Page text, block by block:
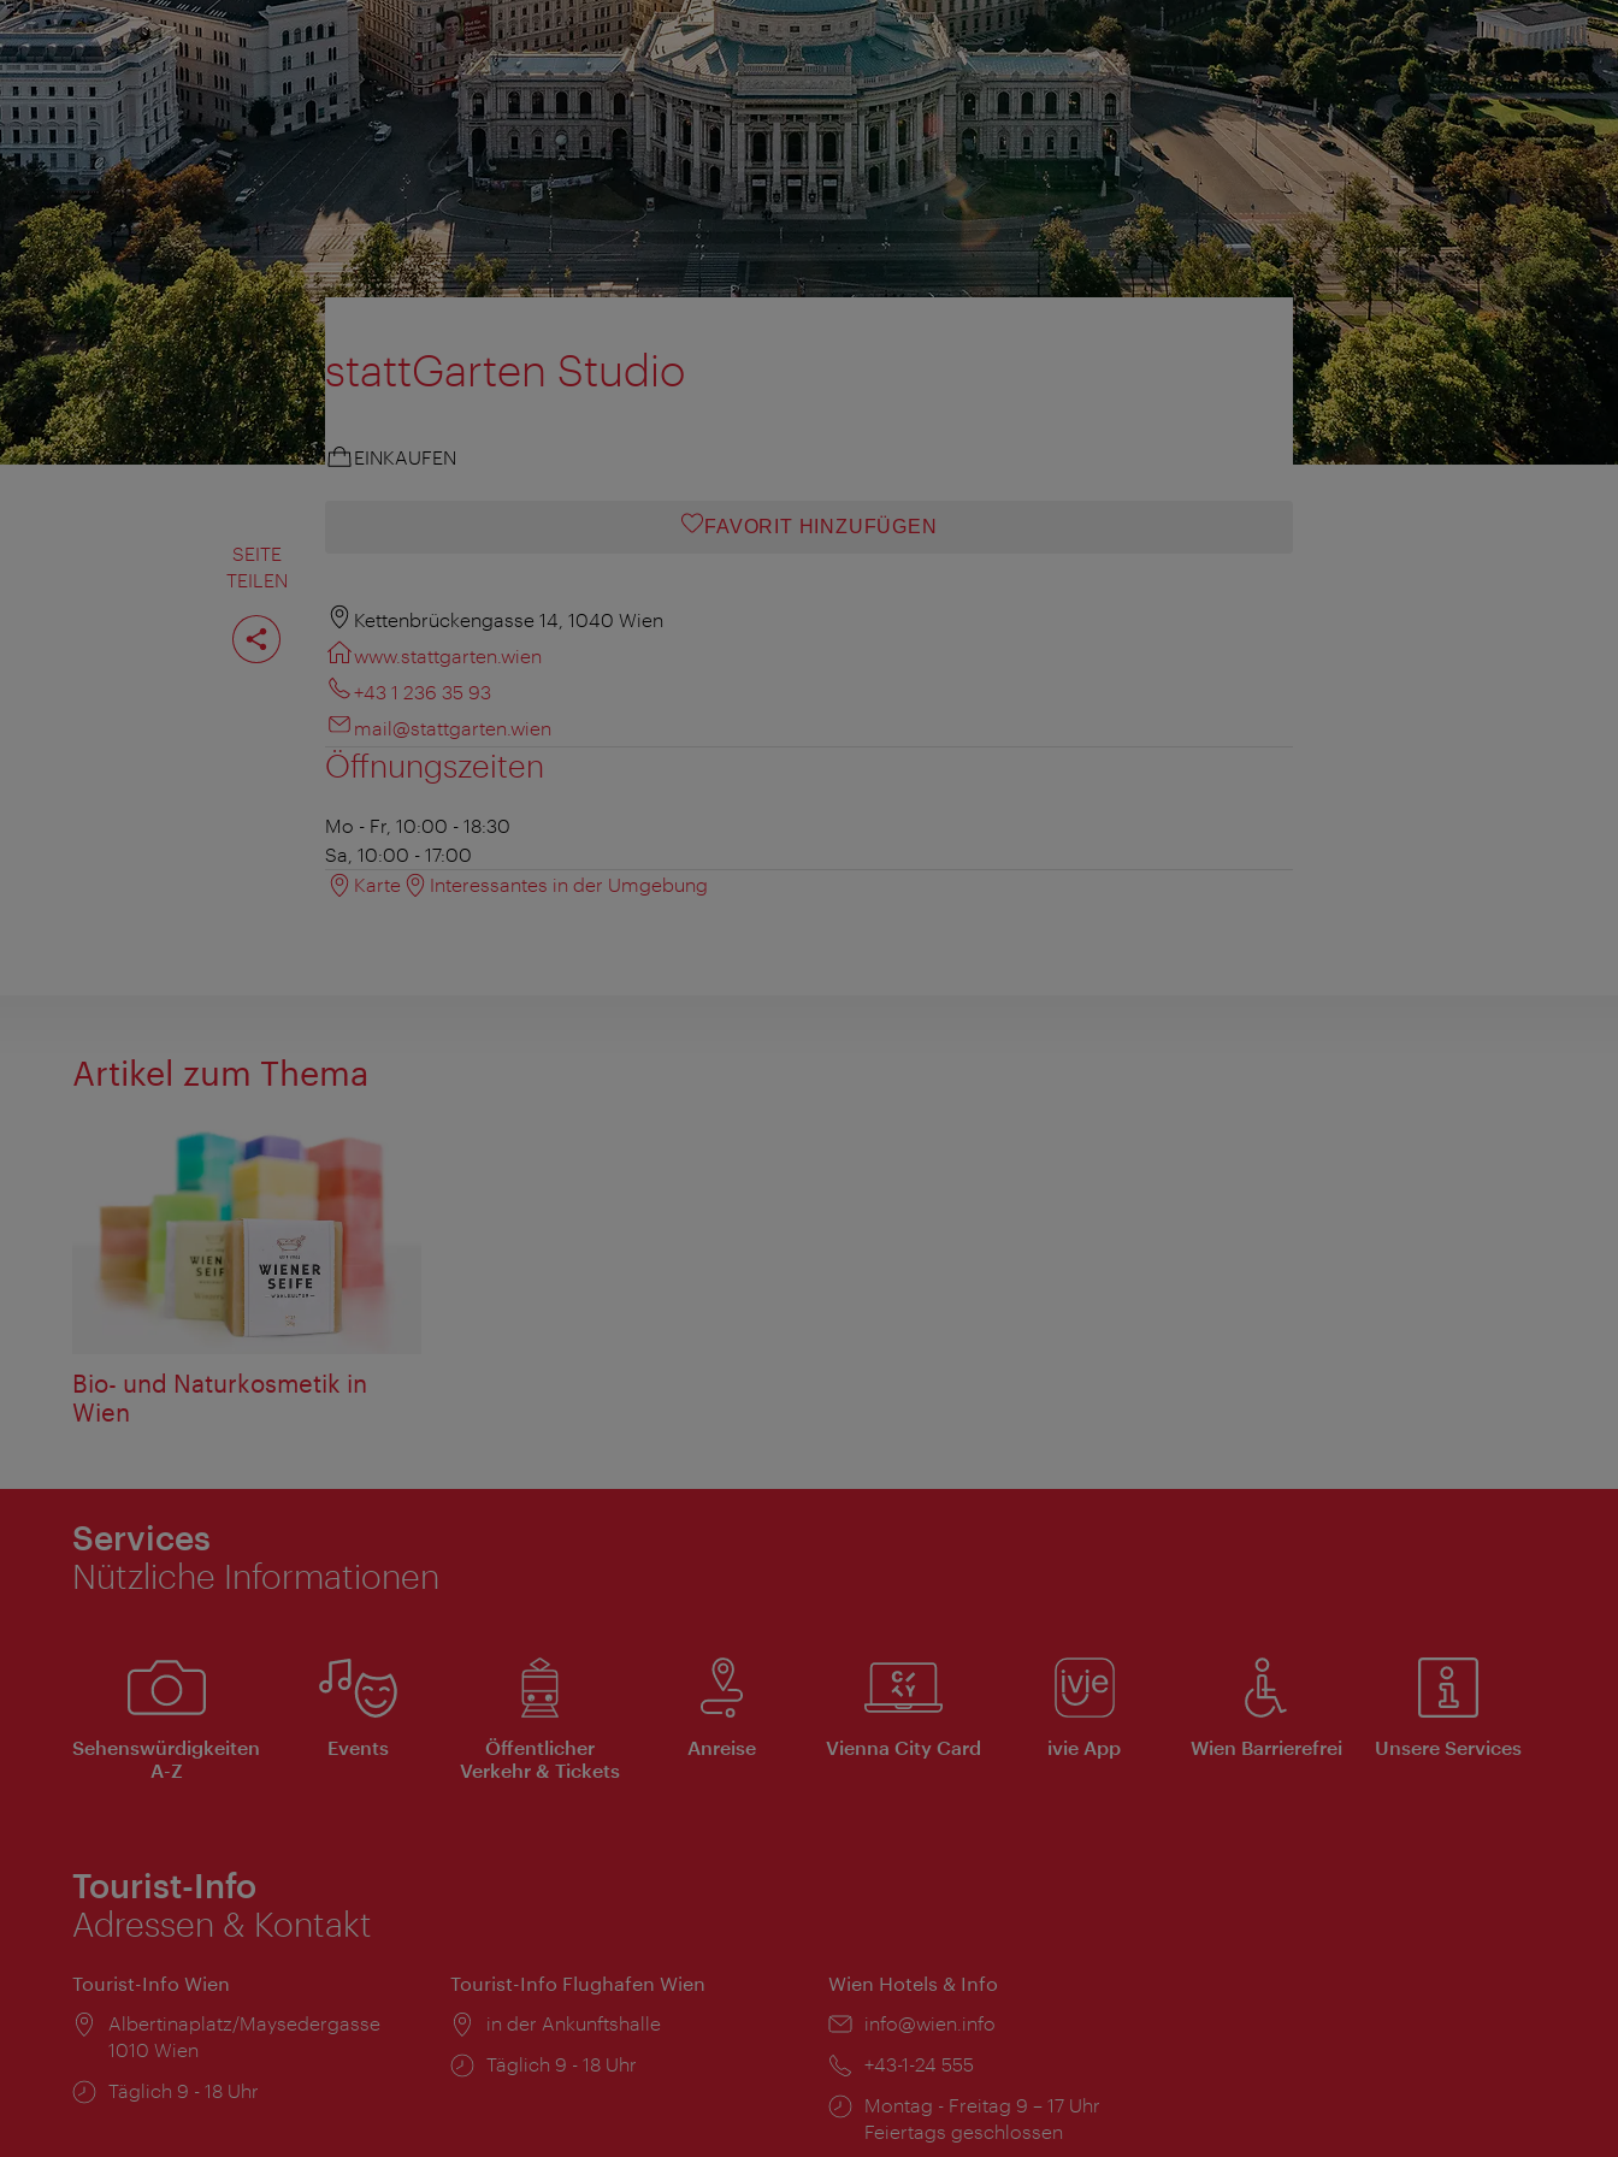
SEITE
TEILEN
Seite
teilen
stattGarten Studio
EINKAUFEN
FAVORIT HINZUFÜGEN
Kettenbrückengasse 14, 1040 Wien
www.stattgarten.wien
+43 1 236 35 93
mail@stattgarten.wien
Öffnungszeiten
Mo - Fr, 10:00 - 18:30
Sa, 10:00 - 17:00
Karte
Interessantes in der Umgebung
Artikel zum Thema
Bio- und Naturkosmetik in
Wien
Services
Nützliche Informationen
Sehenswürdigkeiten
A-Z
Events
Öffentlicher
Verkehr & Tickets
Anreise Vienna City Card ivie App Wien Barrierefrei Unsere Services
Tourist-Info
Adressen & Kontakt
Tourist-Info Wien
Ort:
Albertinaplatz/Maysedergasse
1010 Wien
Öffnungszeiten:
Täglich 9 - 18 Uhr
Tourist-Info Flughafen Wien
Ort:
in der Ankunftshalle
Öffnungszeiten:
Täglich 9 - 18 Uhr
Wien Hotels & Info
Email:
info@wien.info
Telefon:
+43-1-24 555
Öffnungszeiten:
Montag - Freitag 9 – 17 Uhr
Feiertags geschlossen